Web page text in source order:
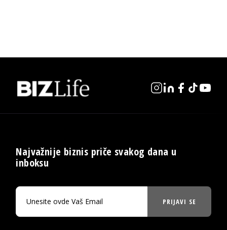
Najvažnije biznis priče svakog dana u
inboksu
PRIJAVI SE